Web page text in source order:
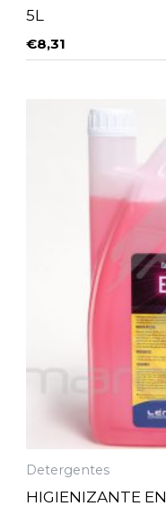
5L
€8,31
Detergentes
HIGIENIZANTE